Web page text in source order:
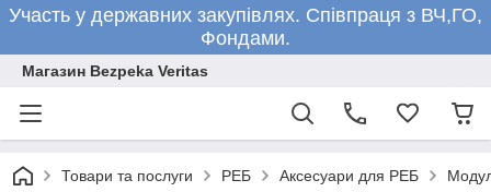
Участь у державних закупівлях. Співпраця з ВЧ,ГО,
Фондами.
Магазин Bezpeka Veritas
Товари та послуги РЕБ Аксесуари для РЕБ